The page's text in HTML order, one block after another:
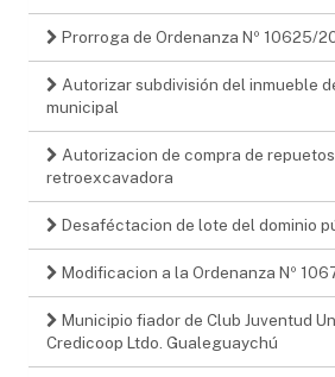
Prorroga de Ordenanza Nº 10625/
Autorizar subdivisión del inmueble
municipal
Autorizacion de compra de
retroexcavadora
Desaféctacion de lote del dominio
Modificacion a la Ordenanza Nº
Municipio fiador de Club Juventud
Credicoop Ltdo. Gualeguaychú